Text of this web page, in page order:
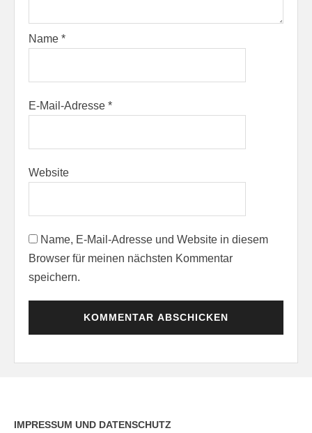
Name *
E-Mail-Adresse *
Website
Name, E-Mail-Adresse und Website in diesem
Browser für meinen nächsten Kommentar
speichern.
IMPRESSUM UND DATENSCHUTZ